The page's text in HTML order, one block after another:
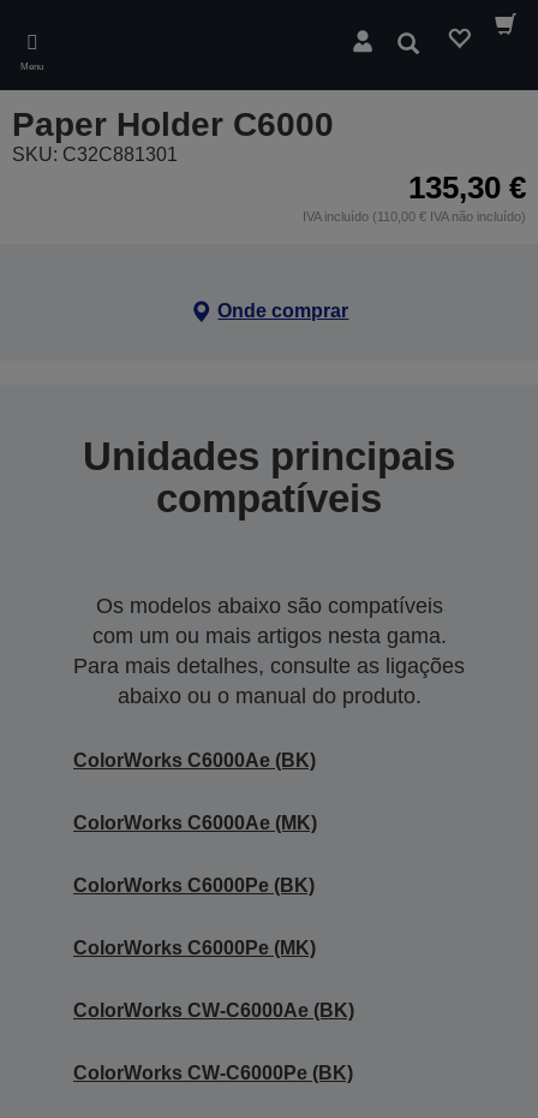
main
content
Menu
Pesquisar
Paper Holder C6000
SKU: C32C881301
135,30 €
IVA incluído (110,00 € IVA não incluído)
Onde comprar
Unidades principais
compatíveis
Os modelos abaixo são compatíveis
com um ou mais artigos nesta gama.
Para mais detalhes, consulte as ligações
abaixo ou o manual do produto.
ColorWorks C6000Ae (BK)
ColorWorks C6000Ae (MK)
ColorWorks C6000Pe (BK)
ColorWorks C6000Pe (MK)
ColorWorks CW-C6000Ae (BK)
ColorWorks CW-C6000Pe (BK)